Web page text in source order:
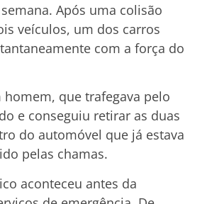
Após uma colisão
veículos, um dos carros
com a força do
homem, que trafegava pelo
e conseguiu retirar as duas
do automóvel que já estava
pelas chamas.
aconteceu antes da